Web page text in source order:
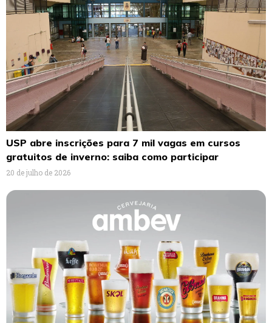
USP abre inscrições para 7 mil vagas em cursos
gratuitos de inverno: saiba como participar
20 de julho de 2026